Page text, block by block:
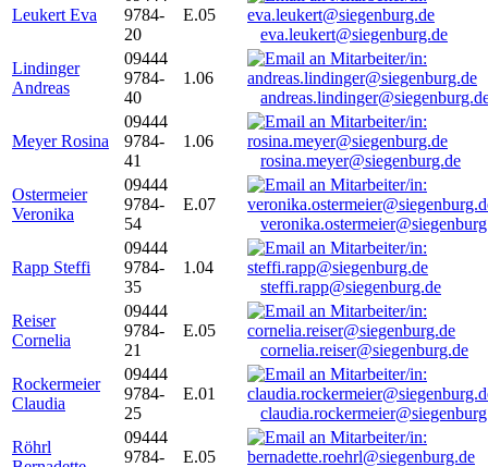
Leukert Eva
9784-
20
E.05
eva.leukert@siegenburg.de
Lindinger
Andreas
09444
9784-
40
1.06
Meyer Rosina
09444
9784-
41
1.06
rosina.meyer@siegenburg.de
Ostermeier
Veronika
09444
9784-
54
E.07
Rapp Steffi
09444
9784-
35
1.04
steffi.rapp@siegenburg.de
Reiser
Cornelia
09444
9784-
21
E.05
cornelia.reiser@siegenburg.de
Rockermeier
Claudia
09444
9784-
25
E.01
Röhrl
09444
9784-
E.05